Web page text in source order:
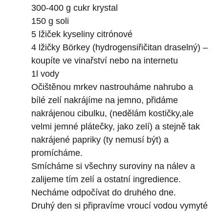
300-400 g cukr krystal
150 g soli
5 lžiček kyseliny citrónové
4 lžičky Börkey (hydrogensiřičitan draselný) –
koupíte ve vinařství nebo na internetu
1l vody
Očištěnou mrkev nastrouháme nahrubo a
bílé zelí nakrájíme na jemno, přidáme
nakrájenou cibulku, (nedělám kostičky,ale
velmi jemné plátečky, jako zelí) a stejně tak
nakrájené papriky (ty nemusí být) a
promícháme.
Smícháme si všechny suroviny na nálev a
zalijeme tím zelí a ostatní ingredience.
Necháme odpočívat do druhého dne.
Druhý den si připravíme vroucí vodou vymyté